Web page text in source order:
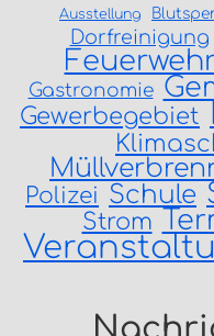
Ausstellung
Dorfreinigung
Gastronomie
Gewerbegebiet
Polizei Schule
Strom